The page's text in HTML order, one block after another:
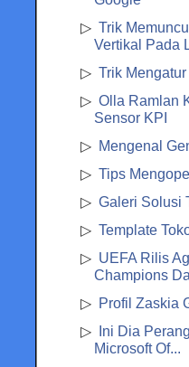
Trik
Vertikal Pada
Trik
Olla Ramlan
Sensor KPI
Mengenal
Tips
Galeri Solusi
Template
UEFA Rilis
Champions
Profil Zaskia
Ini Dia
Microsoft Of...